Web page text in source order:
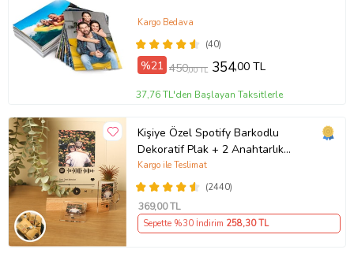
(40)
Kargo Bedava
%21 450,00 TL 354,00 TL
37,76 TL'den Başlayan Taksitlerle
Kişiye Özel Spotify Barkodlu
Dekoratif Plak + 2 Anahtarlık
Babaya Anneye Sevgiliye Arkadaşa
Hediye
(2440)
Kargo ile Teslimat
369,00 TL
Sepette %30 İndirim 258,30 TL